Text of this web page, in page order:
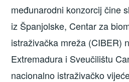
međunarodni konzorcij čine
iz Španjolske, Centar za
istraživačka mreža (CIBER)
Extremadura i Sveučilištu
nacionalno istraživačko